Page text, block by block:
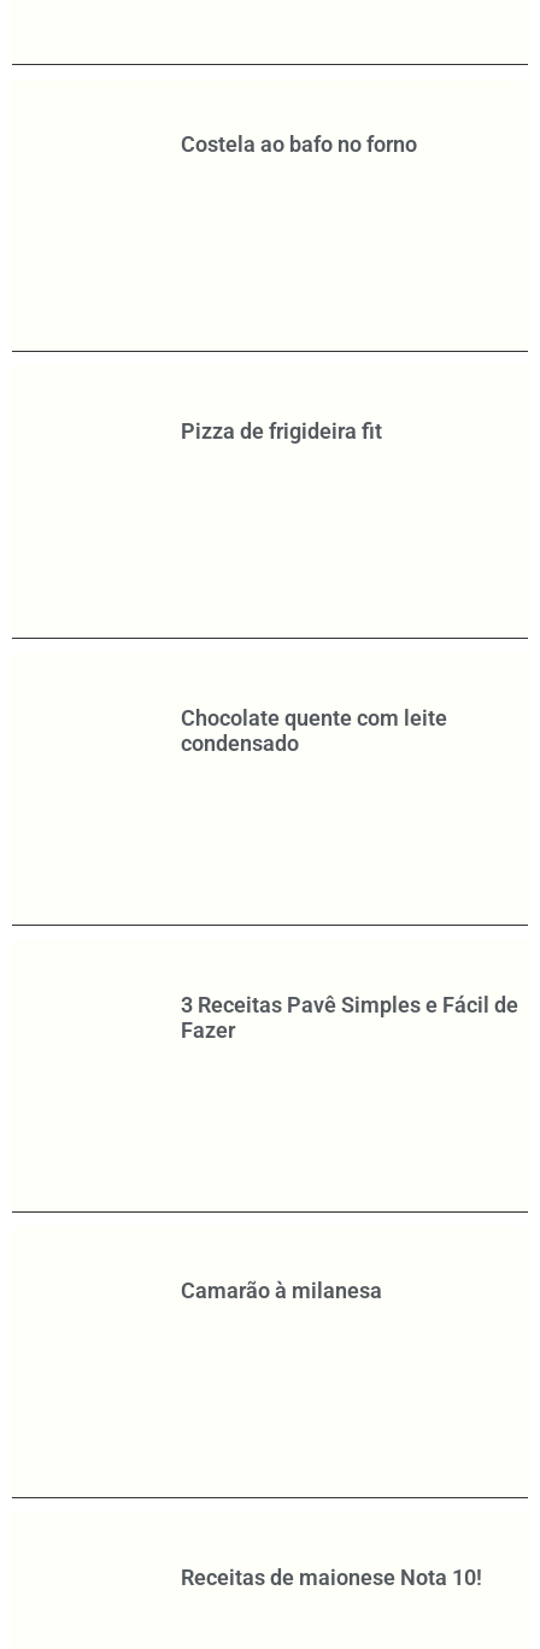
Costela ao bafo no forno
Pizza de frigideira fit
Chocolate quente com leite
condensado
3 Receitas Pavê Simples e Fácil de
Fazer
Camarão à milanesa
Receitas de maionese Nota 10!